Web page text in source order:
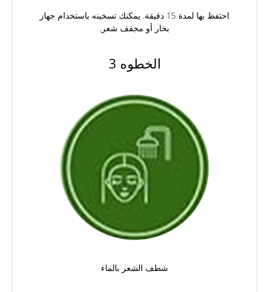
احتفظ بها لمدة 15 دقيقة. يمكنك تسخينه باستخدام جهاز
بخار أو مجفف شعر.
الخطوه 3
شطف الشعر بالماء